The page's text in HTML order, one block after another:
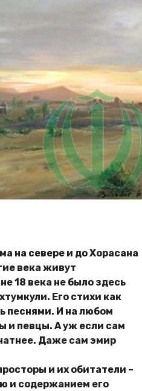
на севере и до Хорасана
века живут
18 века не было здесь
Его стихи как
песнями. И на любом
и певцы. А уж если сам
Даже сам эмир
и их обитатели –
и содержанием его